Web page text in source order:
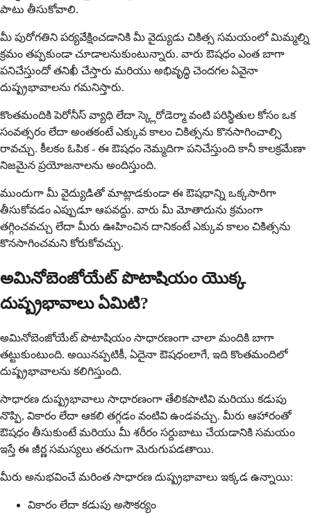
పాటు తీసుకోవాలి.
మీ పురోగతిని పర్యవేక్షించడానికి మీ వైద్యుడు చికిత్స సమయంలో మిమ్మల్ని
క్రమం తప్పకుండా చూడాలనుకుంటున్నారు. వారు ఔషధం ఎంత బాగా
పనిచేస్తుందో తనిఖీ చేస్తారు మరియు అభివృద్ధి చెందగల ఏవైనా
దుష్ప్రభావాలను గమనిస్తారు.
కొంతమందికి పెరోనీస్ వ్యాధి లేదా స్క్లెరోడెర్మా వంటి పరిస్థితుల కోసం ఒక
సంవత్సరం లేదా అంతకంటే ఎక్కువ కాలం చికిత్సను కొనసాగించాల్సి
రావచ్చు. కీలకం ఓపిక - ఈ ఔషధం నెమ్మదిగా పనిచేస్తుంది కానీ కాలక్రమేణా
నిజమైన ప్రయోజనాలను అందిస్తుంది.
ముందుగా మీ వైద్యుడితో మాట్లాడకుండా ఈ ఔషధాన్ని ఒక్కసారిగా
తీసుకోవడం ఎప్పుడూ ఆపవద్దు. వారు మీ మోతాదును క్రమంగా
తగ్గించవచ్చు లేదా మీరు ఊహించిన దానికంటే ఎక్కువ కాలం చికిత్సను
కొనసాగించమని కోరుకోవచ్చు.
అమినోబెంజోయేట్ పొటాషియం యొక్క
దుష్ప్రభావాలు ఏమిటి?
అమినోబెంజోయేట్ పొటాషియం సాధారణంగా చాలా మందికి బాగా
తట్టుకుంటుంది. అయినప్పటికీ, ఏదైనా ఔషధంలాగే, ఇది కొంతమందిలో
దుష్ప్రభావాలను కలిగిస్తుంది.
సాధారణ దుష్ప్రభావాలు సాధారణంగా తేలికపాటివి మరియు కడుపు
నొప్పి, వికారం లేదా ఆకలి తగ్గడం వంటివి ఉండవచ్చు. మీరు ఆహారంతో
ఔషధం తీసుకుంటే మరియు మీ శరీరం సర్దుబాటు చేయడానికి సమయం
ఇస్తే ఈ జీర్ణ సమస్యలు తరచుగా మెరుగుపడతాయి.
మీరు అనుభవించే మరింత సాధారణ దుష్ప్రభావాలు ఇక్కడ ఉన్నాయి:
వికారం లేదా కడుపు అసౌకర్యం